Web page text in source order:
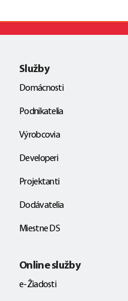
Služby
Domácnosti
Podnikatelia
Výrobcovia
Developeri
Projektanti
Dodávatelia
Miestne DS
Online služby
e-Žiadosti